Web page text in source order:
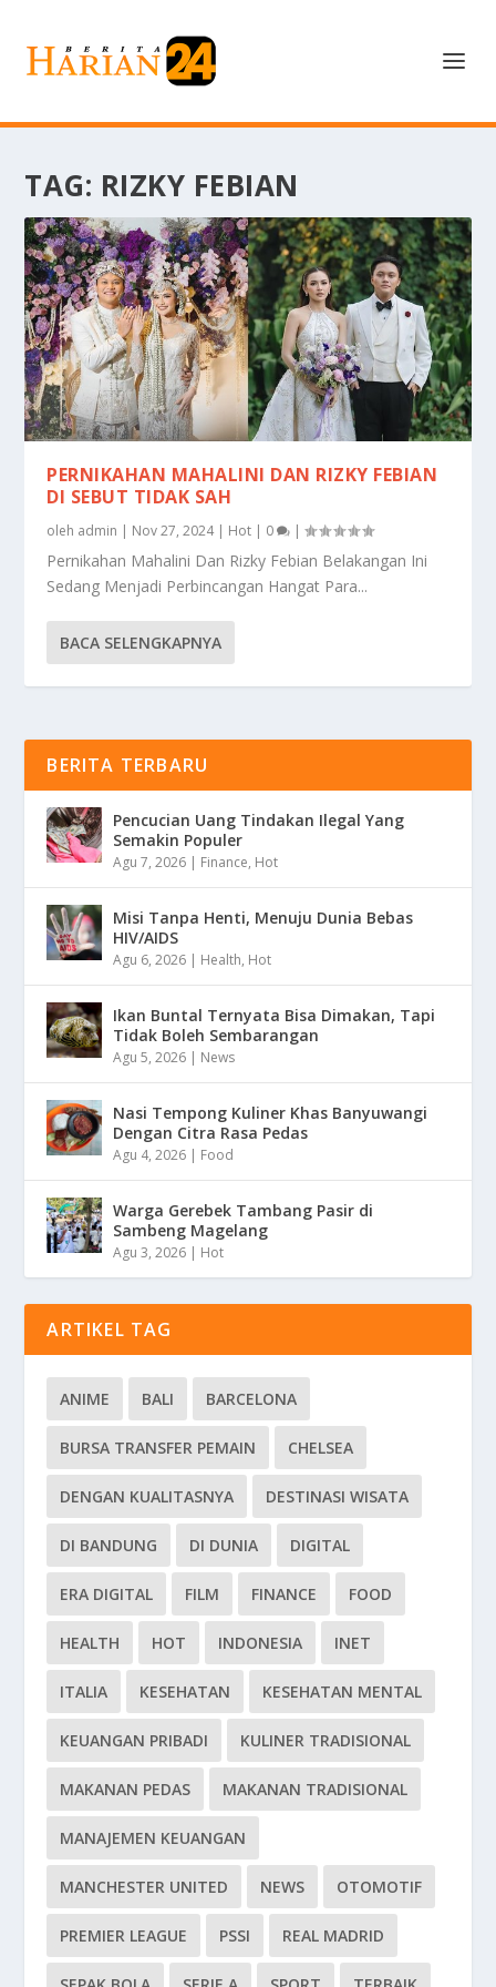
TAG: RIZKY FEBIAN
PERNIKAHAN MAHALINI DAN RIZKY FEBIAN
DI SEBUT TIDAK SAH
oleh admin | Nov 27, 2024| Hot | 0 |
Pernikahan Mahalini Dan Rizky Febian Belakangan Ini
Sedang Menjadi Perbincangan Hangat Para...
BACA SELENGKAPNYA
BERITA TERBARU
Pencucian Uang Tindakan Ilegal Yang
Semakin Populer
Agu 7, 2026 | Finance, Hot
Misi Tanpa Henti, Menuju Dunia Bebas
HIV/AIDS
Agu 6, 2026 | Health, Hot
Ikan Buntal Ternyata Bisa Dimakan, Tapi
Tidak Boleh Sembarangan
Agu 5, 2026 | News
Nasi Tempong Kuliner Khas Banyuwangi
Dengan Citra Rasa Pedas
Agu 4, 2026 | Food
Warga Gerebek Tambang Pasir di
Sambeng Magelang
Agu 3, 2026 | Hot
ARTIKEL TAG
ANIME BALI BARCELONA
BURSA TRANSFER PEMAIN CHELSEA
DENGAN KUALITASNYA DESTINASI WISATA
DI BANDUNG DI DUNIA DIGITAL
ERA DIGITAL FILM FINANCE FOOD
HEALTH HOT INDONESIA INET
ITALIA KESEHATAN KESEHATAN MENTAL
KEUANGAN PRIBADI KULINER TRADISIONAL
MAKANAN PEDAS MAKANAN TRADISIONAL
MANAJEMEN KEUANGAN
MANCHESTER UNITED NEWS OTOMOTIF
PREMIER LEAGUE PSSI REAL MADRID